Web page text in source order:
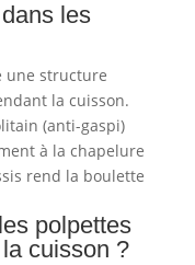
les
une structure
la cuisson.
(anti-gaspi)
à la chapelure
rend la boulette
polpettes
cuisson ?